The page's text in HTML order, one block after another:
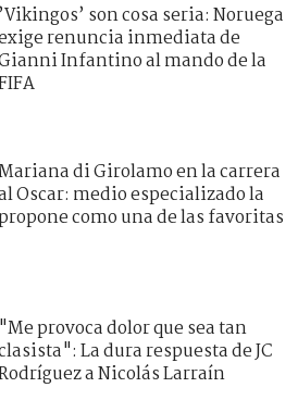
’Vikingos’ son cosa seria: Noruega
renuncia inmediata de
Infantino al mando de la
di Girolamo en la carrera
Oscar: medio especializado la
como una de las favoritas
"Me provoca dolor que sea tan
La dura respuesta de JC
a Nicolás Larraín